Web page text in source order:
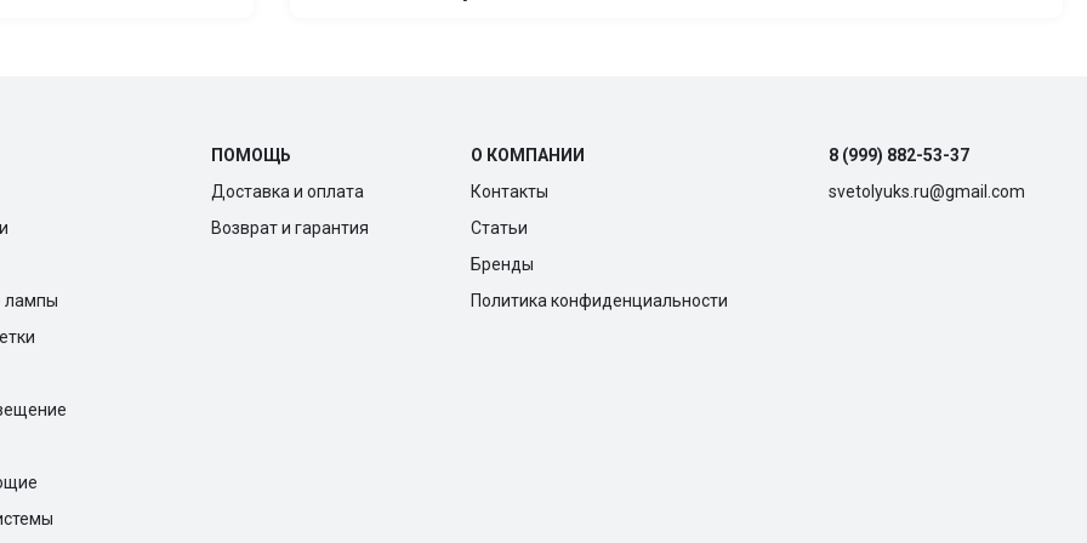
лампы
ПОМОЩЬ
Доставка и оплата
Возврат и гарантия
О КОМПАНИИ
Контакты
Статьи
Бренды
Политика конфиденциальности
8 (999) 882-53-37
svetolyuks.ru@gmail.com